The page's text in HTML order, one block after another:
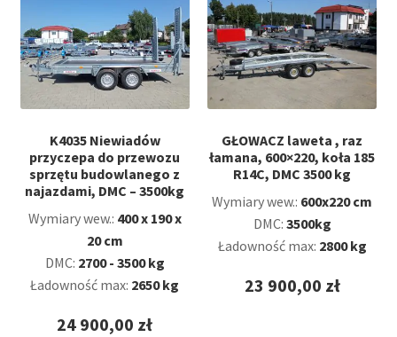
K4035 Niewiadów
przyczepa do przewozu
sprzętu budowlanego z
najazdami, DMC – 3500kg
Wymiary wew.: 400 x 190 x
20 cm
DMC: 2700 - 3500 kg
Ładowność max: 2650 kg
24 900,00 zł
GŁOWACZ laweta , raz
łamana, 600×220, koła 185
R14C, DMC 3500 kg
Wymiary wew.: 600x220 cm
DMC: 3500kg
Ładowność max: 2800 kg
23 900,00 zł